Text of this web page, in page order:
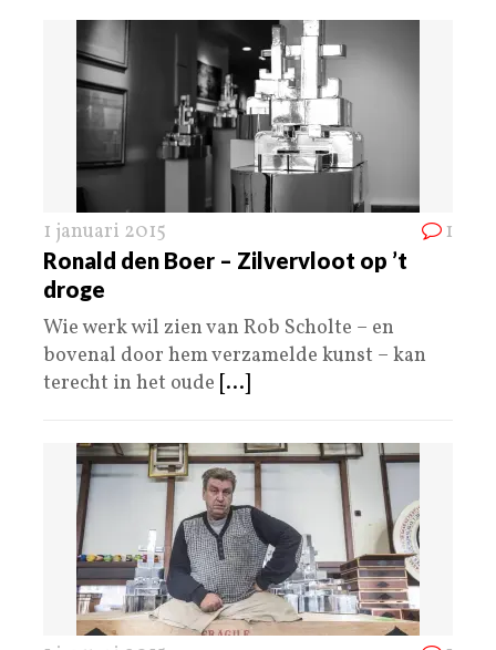
1 januari 2015 1
Ronald den Boer – Zilvervloot op ’t
droge
Wie werk wil zien van Rob Scholte – en
bovenal door hem verzamelde kunst – kan
terecht in het oude [...]